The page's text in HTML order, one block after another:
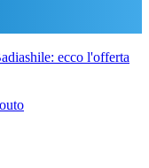
ecco l'offerta